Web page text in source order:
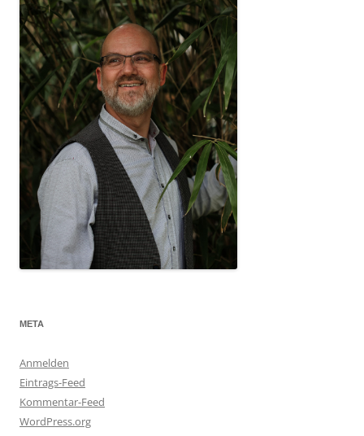
META
Anmelden
Eintrags-Feed
Kommentar-Feed
WordPress.org